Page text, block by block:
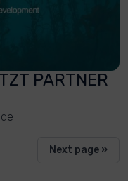
PARTNER
Next page »